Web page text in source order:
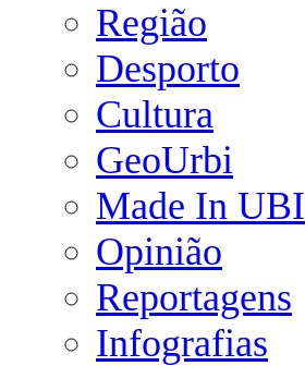
Região
Desporto
Cultura
GeoUrbi
Made In UBI
Opinião
Reportagens
Infografias